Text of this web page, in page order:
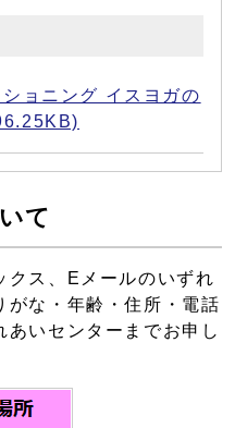
ョニング イスヨガの
て
クス、Eメールのいずれ
がな・年齢・住所・電話
いセンターまでお申し